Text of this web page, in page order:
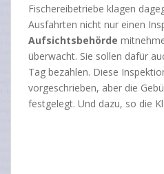
Fischereibetriebe klagen
Ausfahrten nicht nur einen
Aufsichtsbehörde
überwacht. Sie sollen dafür
Tag bezahlen. Diese
vorgeschrieben, aber die
festgelegt. Und dazu, so die